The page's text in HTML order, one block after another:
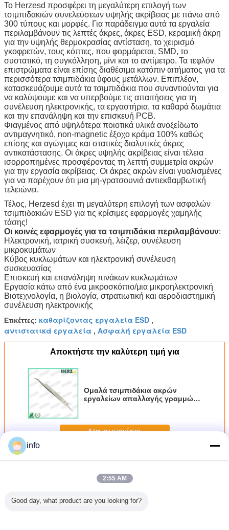
Το Herzesd προσφέρει τη μεγαλύτερη επιλογή των
τσιμπιδακιών συνελεύσεων υψηλής ακρίβειας με πάνω από
300 τύπους και μορφές. Για παράδειγμα αυτά τα εργαλεία
περιλαμβάνουν τις λεπτές άκρες, άκρες ESD, κεραμική άκρη
για την υψηλής θερμοκρασίας αντίσταση, το χειρισμό
γκοφρετών, τους κόπτες, που φορμάρεται, SMD, το
συστατικό, τη συγκόλληση, μίνι και το αντίμετρο. Τα τεφλόν
επιστρώματα είναι επίσης διαθέσιμα κατόπιν αιτήματος για τα
περισσότερα τσιμπιδάκια ύφους μετάλλων. Επιπλέον,
κατασκευάζουμε αυτά τα τσιμπιδάκια που συναντιούνται για
να καλύψουμε και να υπερβούμε τις απαιτήσεις για τη
συνέλευση ηλεκτρονικής, τα εργαστήρια, τα καθαρά δωμάτια
και την επανάληψη και την επισκευή PCB.
Φιαγμένος από υψηλότερα ποιοτικά υλικά ανοξείδωτο
αντιμαγνητικό, non-magnetic έξοχο κράμα 100% καθώς
επίσης και αγώγιμες και στατικές διαλυτικές άκρες
αντικατάστασης. Οι άκρες υψηλής ακρίβειας είναι τέλεια
ισορροπημένες προσφέροντας τη λεπτή συμμετρία ακρών
για την εργασία ακρίβειας. Οι άκρες ακρών είναι γυαλισμένες
για να παρέχουν ότι μια μη-γρατσουνιά αντιεκθαμβωτική
τελειώνει.
Τέλος, Herzesd έχει τη μεγαλύτερη επιλογή των ασφαλών
τσιμπιδακιών ESD για τις κρίσιμες εφαρμογές χαμηλής
τάσης!
Οι κοινές εφαρμογές για τα τσιμπιδάκια περιλαμβάνουν:
Ηλεκτρονική, ιατρική συσκευή, λέιζερ, συνέλευση
μικροκυμάτων
Κύβος κυκλωμάτων και ηλεκτρονική συνέλευση
συσκευασίας
Επισκευή και επανάληψη πινάκων κυκλωμάτων
Εργασία κάτω από ένα μικροσκόπιο/μια μικροηλεκτρονική
Βιοτεχνολογία, η βιολογία, στρατιωτική και αεροδιαστημική
συνέλευση ηλεκτρονικής
Ετικέττες: καθαρίζοντας εργαλεία ESD ,
αντιστατικά εργαλεία , Ασφαλή εργαλεία ESD
Αποκτήστε την καλύτερη τιμή για
Ομαλά τσιμπιδάκια ακρών
εργαλείων απαλλαγής γραμμών
Να συνεχίσει
Περισσότεροιηλεκτροστατικά εργαλεία απαλλαγής
info
2:55 AM
Good day, what product are you looking for?